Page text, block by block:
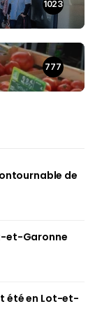
1023
777
de
et-Garonne
été en Lot-et-